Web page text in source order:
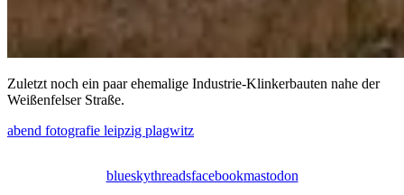
Zuletzt noch ein paar ehemalige Industrie-Klinkerbauten nahe der
Weißenfelser Straße.
abend fotografie leipzig plagwitz
blueskythreadsfacebookmastodon